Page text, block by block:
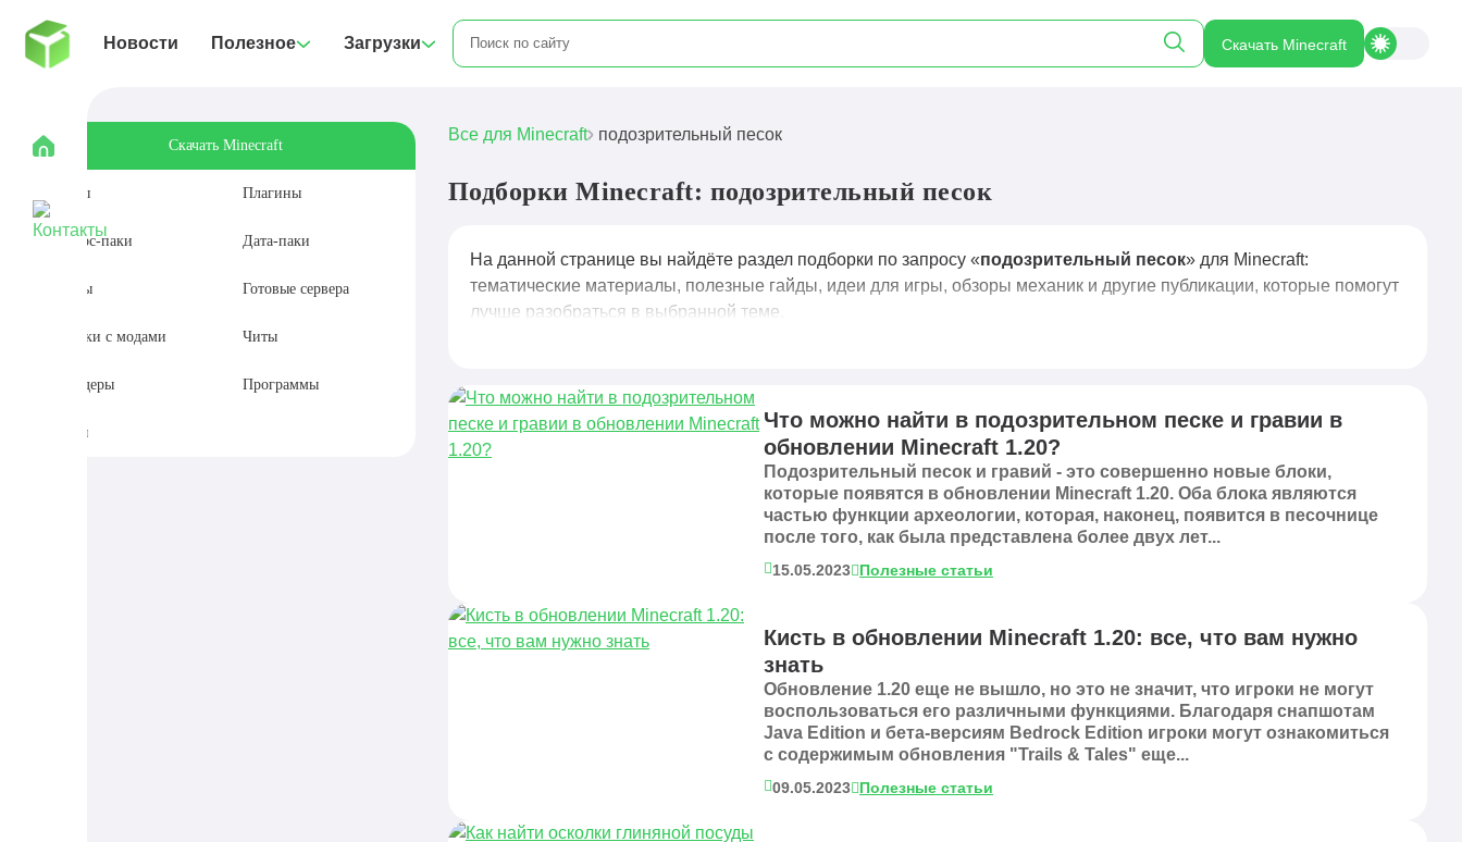
Новости Полезное Загрузки Скачать Minecraft
Скачать Minecraft
Моды Плагины
Ресурс-паки Дата-паки
Карты Готовые сервера
Сборки с модами Читы
Шейдеры Программы
Сиды
Все для Minecraft подозрительный песок
Подборки Minecraft: подозрительный песок
На данной странице вы найдёте раздел подборки по запросу «подозрительный песок» для Minecraft:
тематические материалы, полезные гайды, идеи для игры, обзоры механик и другие публикации, которые помогут
лучше разобраться в выбранной теме.
Что можно найти в подозрительном песке и гравии в
обновлении Minecraft 1.20?
Подозрительный песок и гравий - это совершенно новые блоки,
которые появятся в обновлении Minecraft 1.20. Оба блока являются
частью функции археологии, которая, наконец, появится в песочнице
после того, как была представлена более двух лет...
15.05.2023 Полезные статьи
Кисть в обновлении Minecraft 1.20: все, что вам нужно
знать
Обновление 1.20 еще не вышло, но это не значит, что игроки не могут
воспользоваться его различными функциями. Благодаря снапшотам
Java Edition и бета-версиям Bedrock Edition игроки могут ознакомиться
с содержимым обновления "Trails & Tales" еще...
09.05.2023 Полезные статьи